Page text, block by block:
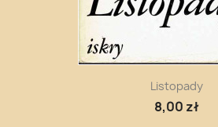
Listopady
8,00 zł